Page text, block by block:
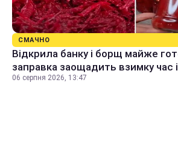
СМАЧНО
Відкрила банку і борщ майже
заправка заощадить взимку час
06 серпня 2026, 13:47